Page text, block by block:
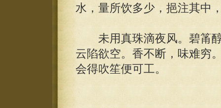
水，量所饮多少，挹注其中
未用真珠滴夜风。碧筩醇
云陷欲空。香不断，味难穷
会得吹笙便可工。